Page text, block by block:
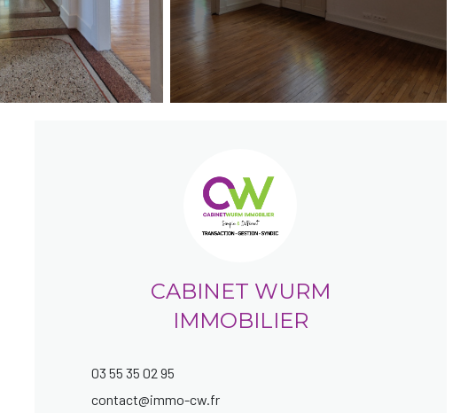
CABINET WURM
IMMOBILIER
03 55 35 02 95
contact@immo-cw.fr